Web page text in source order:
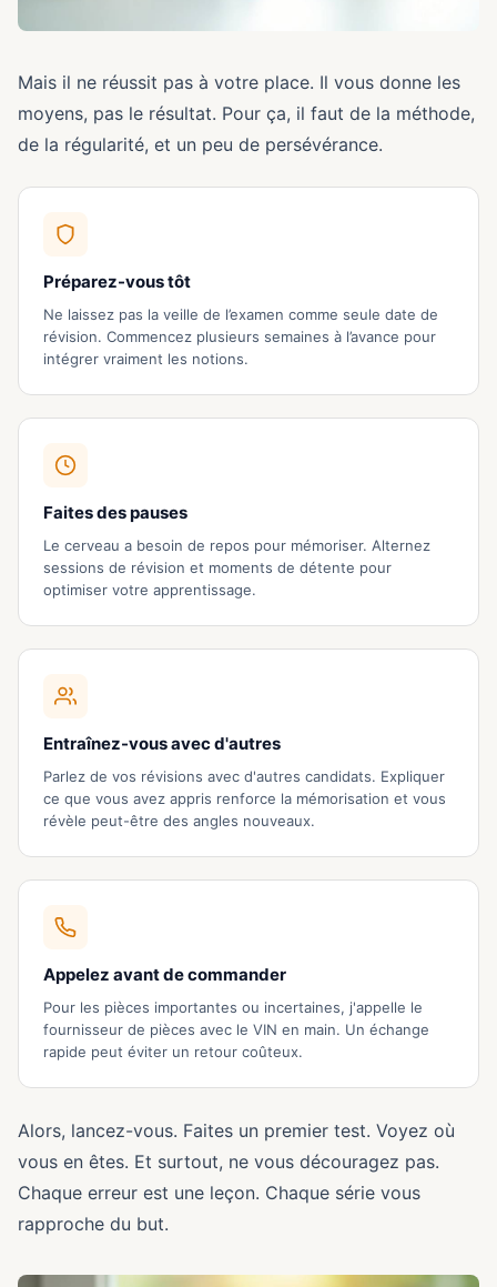
Mais il ne réussit pas à votre place. Il vous donne les
moyens, pas le résultat. Pour ça, il faut de la méthode,
de la régularité, et un peu de persévérance.
Préparez-vous tôt
Ne laissez pas la veille de l’examen comme seule date de
révision. Commencez plusieurs semaines à l’avance pour
intégrer vraiment les notions.
Faites des pauses
Le cerveau a besoin de repos pour mémoriser. Alternez
sessions de révision et moments de détente pour
optimiser votre apprentissage.
Entraînez-vous avec d'autres
Parlez de vos révisions avec d'autres candidats. Expliquer
ce que vous avez appris renforce la mémorisation et vous
révèle peut-être des angles nouveaux.
Appelez avant de commander
Pour les pièces importantes ou incertaines, j'appelle le
fournisseur de pièces avec le VIN en main. Un échange
rapide peut éviter un retour coûteux.
Alors, lancez-vous. Faites un premier test. Voyez où
vous en êtes. Et surtout, ne vous découragez pas.
Chaque erreur est une leçon. Chaque série vous
rapproche du but.